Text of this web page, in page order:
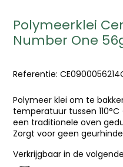
Polymeerklei
Number One
Referentie:
Polymeer klei om te
temperatuur tussen 110°C
een traditionele oven
Zorgt voor geen
Verkrijgbaar in de